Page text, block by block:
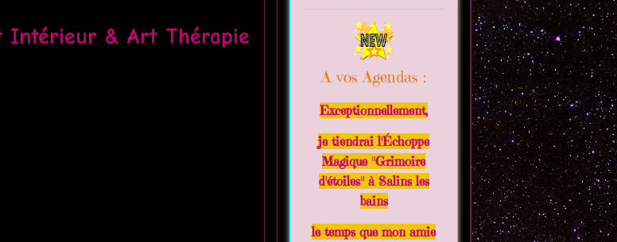
Intérieur & Art Thérapie
A vos Agendas :
Exceptionnellement,
je tiendrai l'Échoppe
Magique "Grimoire
d'étoiles" à Salins les
bains
le temps que mon amie